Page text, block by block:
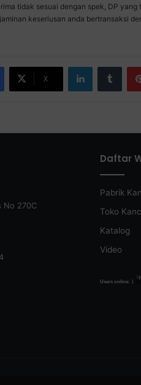
tidak sesuai dengan spek, DP
keseriusan anda bertransaksi
X
No 270C
Daftar
Pabrik
Toko
Katalog
Video
Users online: 1